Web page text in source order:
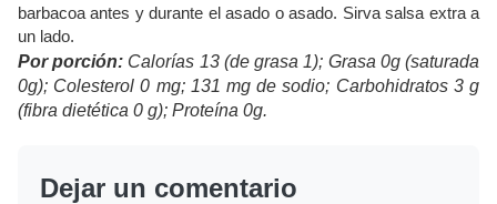
barbacoa antes y durante el asado o asado. Sirva salsa extra a
un lado.
Por porción: Calorías 13 (de grasa 1); Grasa 0g (saturada
0g); Colesterol 0 mg; 131 mg de sodio; Carbohidratos 3 g
(fibra dietética 0 g); Proteína 0g.
Dejar un comentario